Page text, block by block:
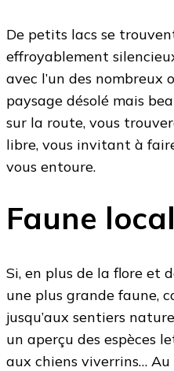
De petits lacs se
effroyablement
avec l’un des nombreux
paysage désolé mais
sur la route, vous
libre, vous invitant à
vous entoure.
Faune
Si, en plus de la flore et
une plus grande faune,
jusqu’aux sentiers
un aperçu des espèces
aux chiens viverrins…